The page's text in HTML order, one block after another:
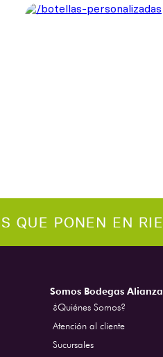
Somos Bodegas Alianza
¿Quiénes Somos?
Atención al cliente
Sucursales